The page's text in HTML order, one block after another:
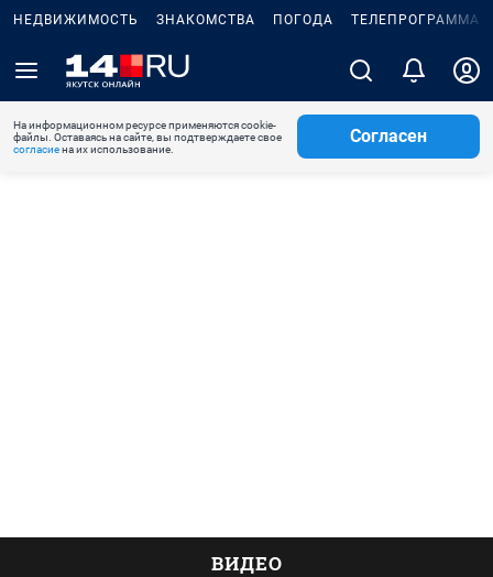
НЕДВИЖИМОСТЬ ЗНАКОМСТВА ПОГОДА ТЕЛЕПРОГРАММА
На информационном ресурсе применяются cookie-
файлы. Оставаясь на сайте, вы подтверждаете свое
согласиена их использование.
Согласен
ВИДЕО